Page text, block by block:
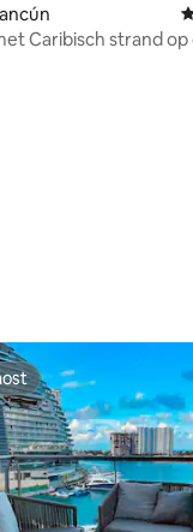
van 4,9 op 5, 193
Caribisch strand op